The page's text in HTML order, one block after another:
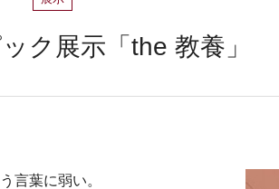
ク展示「the 教養」
言葉に弱い。